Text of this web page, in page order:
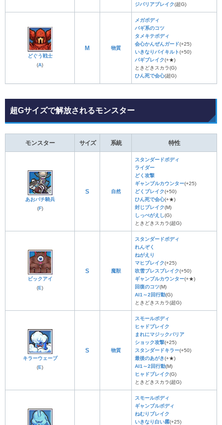
ジバリアブレイク(超G)
どぐう戦士
(A)
M 物質
メガボディ
バギ系のコツ
タメキテボディ
会心かんぜんガード(+25)
いきなりバイキルト(+50)
バギブレイク(+★)
ときどきスカラ(G)
ひん死で会心(超G)
超Gサイズで解放されるモンスター
モンスター サイズ 系統 特性
あおバチ騎兵
(F)
S 自然
スタンダードボディ
ライダー
どく攻撃
ギャンブルカウンター(+25)
どくブレイク(+50)
ひん死で会心(+★)
封じブレイク(M)
しっぺがえし(G)
ときどきスカラ(超G)
ビックアイ
(E)
S 魔獣
スタンダードボディ
れんぞく
ねがえり
マヒブレイク(+25)
吹雪ブレスブレイク(+50)
ギャンブルカウンター(+★)
回復のコツ(M)
AI1～2回行動(G)
ときどきスカラ(超G)
キラーウェーブ
(E)
S 物質
スモールボディ
ヒャドブレイク
まれにマジックバリア
ショック攻撃(+25)
スタンダードキラー(+50)
最後のあがき(+★)
AI1～2回行動(M)
ヒャドブレイク(G)
ときどきスカラ(超G)
スモールボディ
ギャンブルボディ
ねむりブレイク
いきなり白い霧(+25)